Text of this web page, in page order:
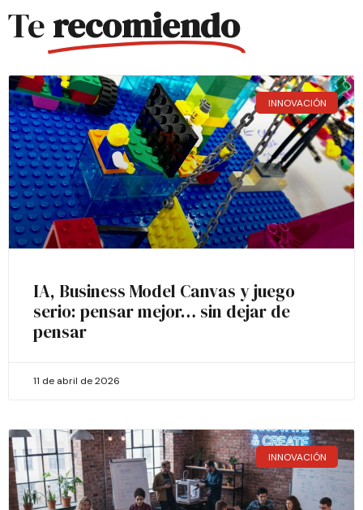
Terecomiendo
INNOVACIÓN
IA, Business Model Canvas y juego
serio: pensar mejor… sin dejar de
pensar
11 de abril de 2026
INNOVACIÓN